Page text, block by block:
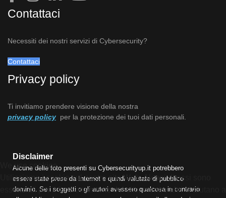
Contattaci
Necessiti dei nostri servizi di Cybersecurity?
Contattaci
Privacy policy
Ti invitiamo prendere visione della nostra
privacy policy per la protezione dei tuoi dati personali.
Disclaimer
Alcune delle foto presenti su Cybersecurityup.it potrebbero
essere state prese da Internet e quindi valutate di pubblico
dominio. Se i soggetti o gli autori avessero qualcosa in contrario
We use cookies
Utilizziamo i cookie sul nostro sito Web. Alcuni di essi sono
essenziali per il funzionamento del sito, mentre altri ci aiutano a